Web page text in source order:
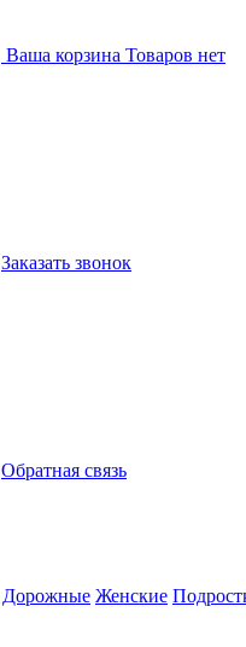
Ваша корзина Товаров нет
Заказать звонок
Обратная связь
Дорожные Женские